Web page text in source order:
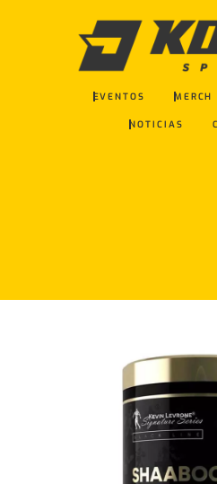
EVENTOS MERCH
NOTICIAS